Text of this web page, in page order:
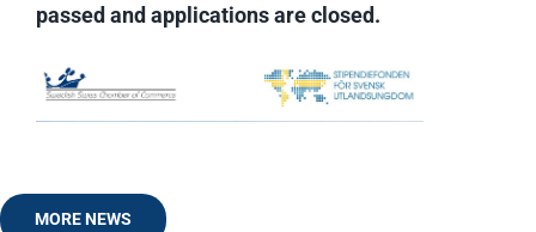
passed and applications are closed.
MORE NEWS